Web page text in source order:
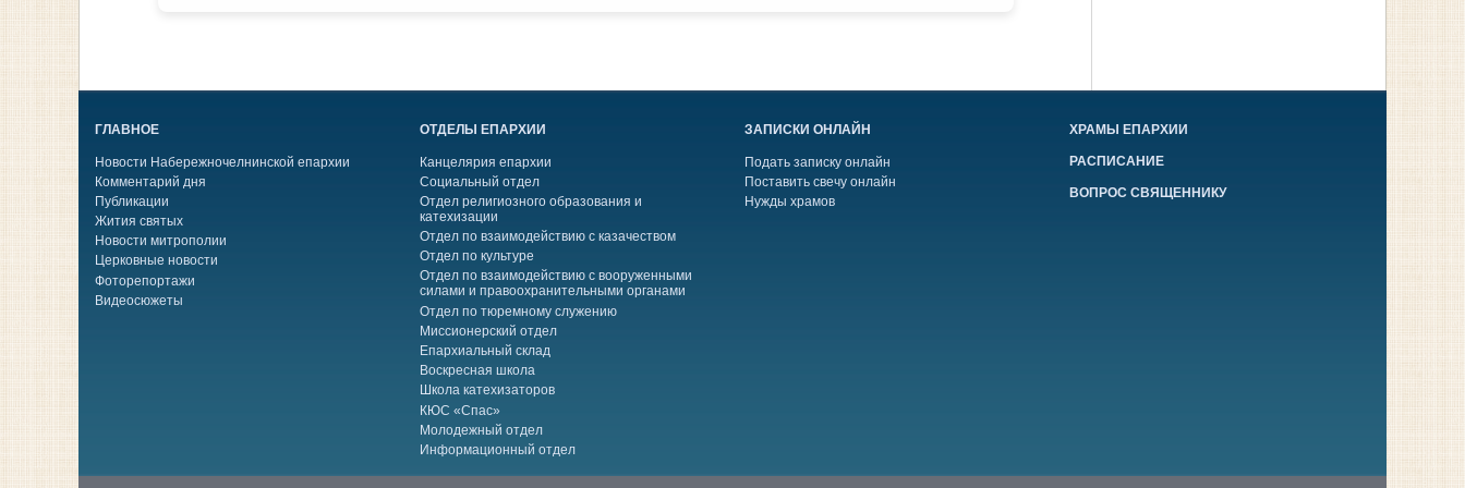
ГЛАВНОЕ
Новости Набережночелнинской епархии
Комментарий дня
Публикации
Жития святых
Новости митрополии
Церковные новости
Фоторепортажи
Видеосюжеты
ОТДЕЛЫ ЕПАРХИИ
Канцелярия епархии
Социальный отдел
Отдел религиозного образования и
катехизации
Отдел по взаимодействию с казачеством
Отдел по культуре
Отдел по взаимодействию с вооруженными
силами и правоохранительными органами
Отдел по тюремному служению
Миссионерский отдел
Епархиальный склад
Воскресная школа
Школа катехизаторов
КЮС «Спас»
Молодежный отдел
Информационный отдел
ЗАПИСКИ ОНЛАЙН
Подать записку онлайн
Поставить свечу онлайн
Нужды храмов
ХРАМЫ ЕПАРХИИ
РАСПИСАНИЕ
ВОПРОС СВЯЩЕННИКУ